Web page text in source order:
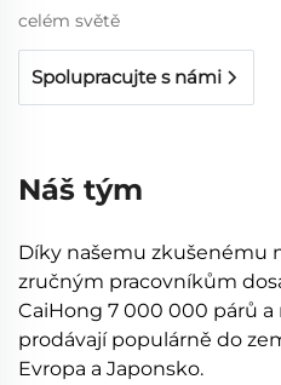
celém světě
Spolupracujte s námi
Náš tým
Díky našemu zkušenému
zručným pracovníkům
CaiHong 7 000 000 párů
prodávají populárně do
Evropa a Japonsko.